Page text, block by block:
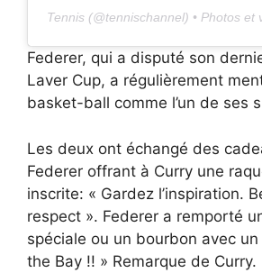
Tennis (@tennischannel) • Photos et
Federer, qui a disputé son
Laver Cup, a régulièrement
basket-ball comme l’un de ses
Les deux ont échangé des
Federer offrant à Curry une
inscrite: « Gardez l’inspiration.
respect ». Federer a remporté
spéciale ou un bourbon avec
the Bay !! » Remarque de Curry.